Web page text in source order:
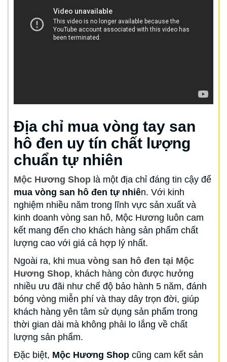
Địa chỉ mua vòng tay san
hô đen uy tín chất lượng
chuẩn tự nhiên
Mộc Hương Shop là một địa chỉ đáng tin cậy để
mua vòng san hô đen tự nhiên. Với kinh
nghiệm nhiều năm trong lĩnh vực sản xuất và
kinh doanh vòng san hô, Mộc Hương luôn cam
kết mang đến cho khách hàng sản phẩm chất
lượng cao với giá cả hợp lý nhất.
Ngoài ra, khi mua vòng san hô đen tại Mộc
Hương Shop, khách hàng còn được hưởng
nhiều ưu đãi như chế độ bảo hành 5 năm, đánh
bóng vòng miễn phí và thay dây trọn đời, giúp
khách hàng yên tâm sử dụng sản phẩm trong
thời gian dài mà không phải lo lắng về chất
lượng sản phẩm.
Đặc biệt, Mộc Hương Shop cũng cam kết sản